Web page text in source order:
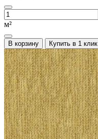
м²
В корзину Купить в 1 клик